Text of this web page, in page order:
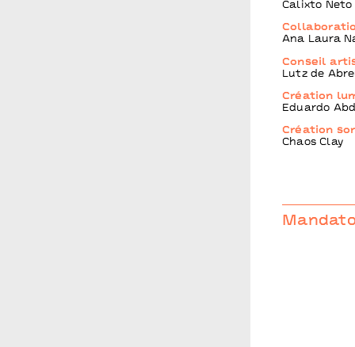
Calixto Neto
Ana Laura
Conseil
Lutz de
Création
Eduardo
Création
Chaos Clay